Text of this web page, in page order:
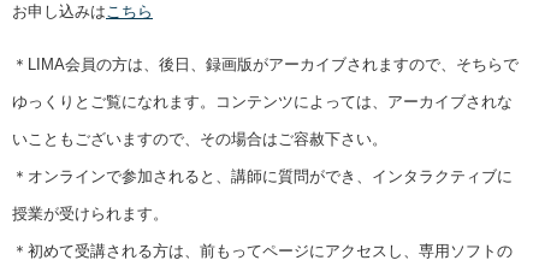
お申し込みはこちら
＊LIMA会員の方は、後日、録画版がアーカイブされますので、そちらで
ゆっくりとご覧になれます。コンテンツによっては、アーカイブされな
いこともございますので、その場合はご容赦下さい。
＊オンラインで参加されると、講師に質問ができ、インタラクティブに
授業が受けられます。
＊初めて受講される方は、前もってページにアクセスし、専用ソフトの